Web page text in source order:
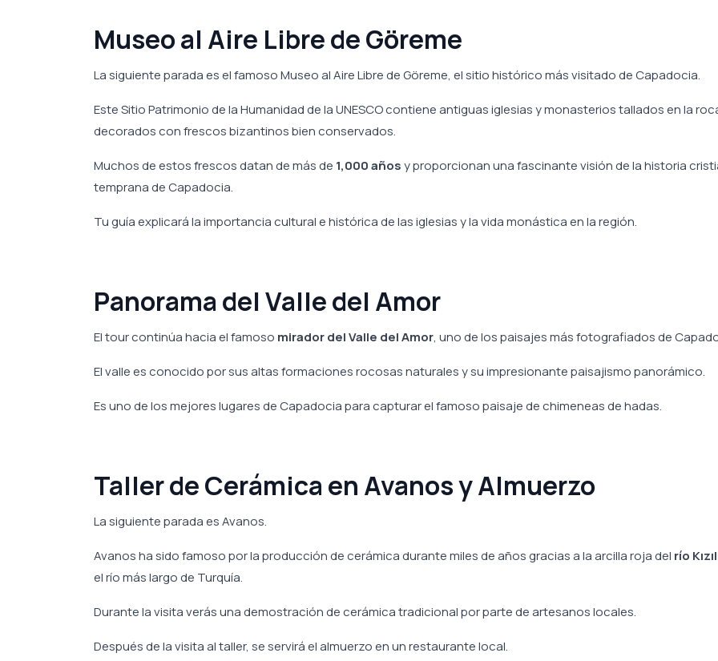
Museo al Aire Libre de Göreme
La siguiente parada es el famoso Museo al Aire Libre de Göreme, el sitio histórico más visitado de Capadocia.
Este Sitio Patrimonio de la Humanidad de la UNESCO contiene antiguas iglesias y monasterios tallados en la
decorados con frescos bizantinos bien conservados.
Muchos de estos frescos datan de más de 1,000 añosy proporcionan una fascinante visión de la historia
temprana de Capadocia.
Tu guía explicará la importancia cultural e histórica de las iglesias y la vida monástica en la región.
Panorama del Valle del Amor
El tour continúa hacia el famoso mirador del Valle del Amor, uno de los paisajes más fotografiados de
El valle es conocido por sus altas formaciones rocosas naturales y su impresionante paisajismo panorámico.
Es uno de los mejores lugares de Capadocia para capturar el famoso paisaje de chimeneas de hadas.
Taller de Cerámica en Avanos y Almuerzo
La siguiente parada es Avanos.
Avanos ha sido famoso por la producción de cerámica durante miles de años gracias a la arcilla roja del río
el río más largo de Turquía.
Durante la visita verás una demostración de cerámica tradicional por parte de artesanos locales.
Después de la visita al taller, se servirá el almuerzo en un restaurante local.